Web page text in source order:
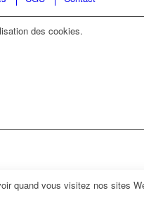
des cookies.
quand vous visitez nos sites